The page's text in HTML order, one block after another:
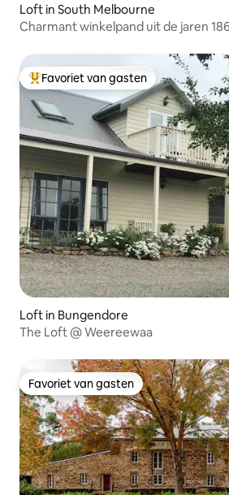
Loft in South Melbourne
Charmant winkelpand uit de jaren
Topfavoriet van gasten
Favoriet van gasten
Loft in Bungendore
The Loft @ Weereewaa
Favoriet van gasten
Favoriet van gasten